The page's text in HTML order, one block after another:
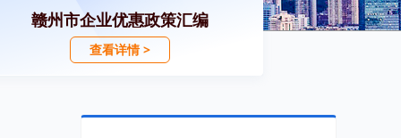
赣州市企业优惠政策汇编
查看详情 >